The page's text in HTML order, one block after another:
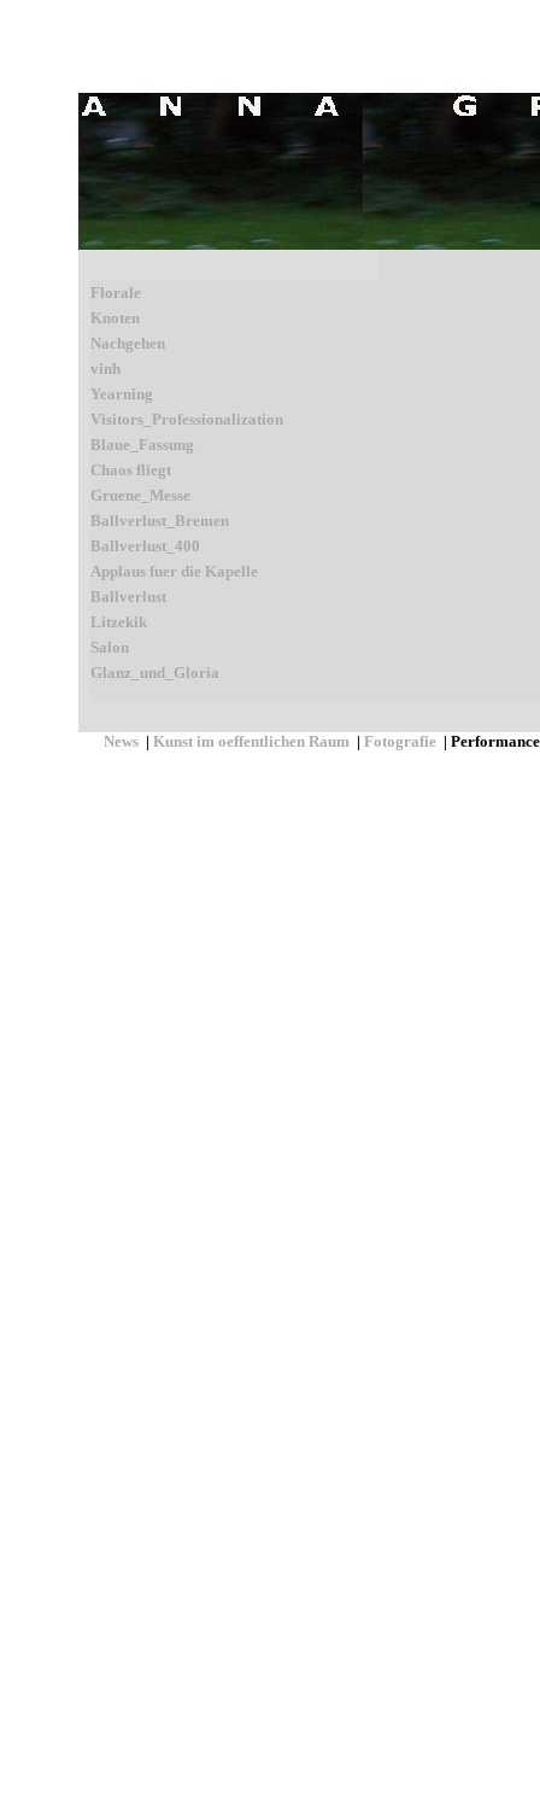
Florale
Knoten
Nachgehen
vinh
Yearning
Visitors_Professionalization
Blaue_Fassung
Chaos fliegt
Gruene_Messe
Ballverlust_Bremen
Ballverlust_400
Applaus fuer die Kapelle
Ballverlust
Litzekik
Salon
Glanz_und_Gloria
News | Kunst im oeffentlichen Raum | Fotografie | Performance